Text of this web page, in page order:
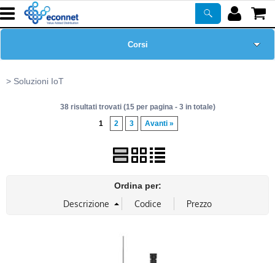
Chi siamo
Corsi
Certificazioni
Newsletter
Soluzioni IoT
38 risultati trovati (15 per pagina - 3 in totale)
1
2 3 Avanti »
Ordina per: